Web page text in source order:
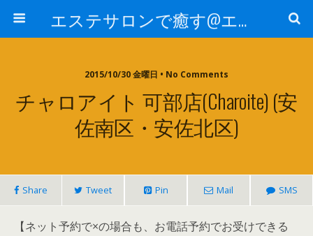
エステサロンで癒す@エステ～全国エステ情報
2015/10/30 金曜日 • No Comments
チャロアイト 可部店(Charoite) (安
佐南区・安佐北区)
Share Tweet Pin Mail SMS
【ネット予約で×の場合も、お電話予約でお受けできる